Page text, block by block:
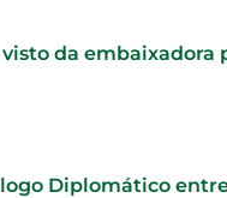
da embaixadora
Diplomático